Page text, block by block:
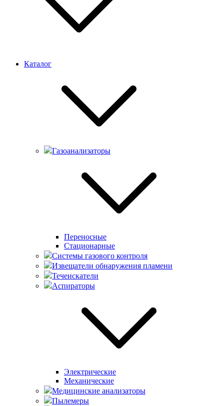
Каталог
Газоанализаторы
Переносные
Стационарные
Системы газового контроля
Извещатели обнаружения пламени
Течеискатели
Аспираторы
Электрические
Механические
Медицинские анализаторы
Пылемеры